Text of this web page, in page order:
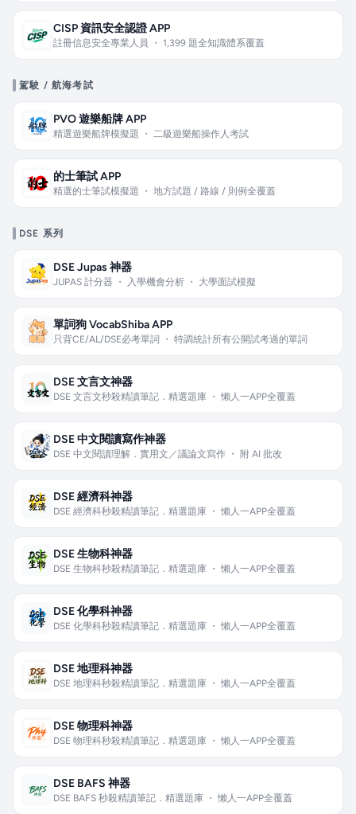
CISP 資訊安全認證 APP
註冊信息安全專業人員 ・ 1,399 題全知識體系覆蓋
駕駛 / 航海考試
PVO 遊樂船牌 APP
精選遊樂船牌模擬題 ・ 二級遊樂船操作人考試
的士筆試 APP
精選的士筆試模擬題 ・ 地方試題 / 路線 / 則例全覆蓋
DSE 系列
DSE Jupas 神器
JUPAS 計分器 ・ 入學機會分析 ・ 大學面試模擬
單詞狗 VocabShiba APP
只背CE/AL/DSE必考單詞 ・ 特調統計所有公開試考過的單詞
DSE 文言文神器
DSE 文言文秒殺精讀筆記．精選題庫 ・ 懶人一APP全覆蓋
DSE 中文閱讀寫作神器
DSE 中文閱讀理解．實用文／議論文寫作 ・ 附 AI 批改
DSE 經濟科神器
DSE 經濟科秒殺精讀筆記．精選題庫 ・ 懶人一APP全覆蓋
DSE 生物科神器
DSE 生物科秒殺精讀筆記．精選題庫 ・ 懶人一APP全覆蓋
DSE 化學科神器
DSE 化學科秒殺精讀筆記．精選題庫 ・ 懶人一APP全覆蓋
DSE 地理科神器
DSE 地理科秒殺精讀筆記．精選題庫 ・ 懶人一APP全覆蓋
DSE 物理科神器
DSE 物理科秒殺精讀筆記．精選題庫 ・ 懶人一APP全覆蓋
DSE BAFS 神器
DSE BAFS 秒殺精讀筆記．精選題庫 ・ 懶人一APP全覆蓋